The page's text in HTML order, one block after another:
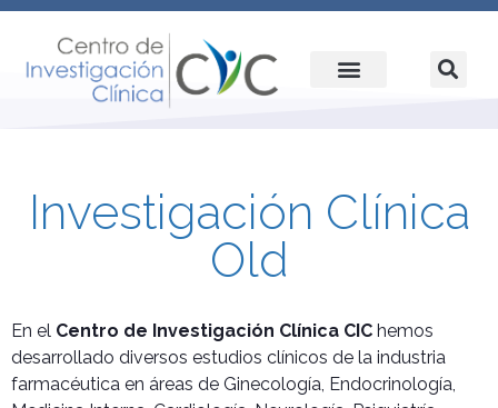
Investigación Clínica
Old
En el Centro de Investigación Clínica CIC hemos
desarrollado diversos estudios clínicos de la industria
farmacéutica en áreas de Ginecología, Endocrinología,